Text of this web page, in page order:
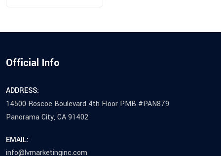
Official Info
ADDRESS:
14500 Roscoe Boulevard 4th Floor PMB #PAN879
Panorama City, CA 91402
EMAIL:
info@lvmarketinginc.com